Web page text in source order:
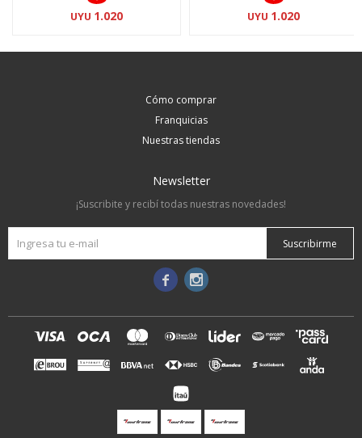
UYU 1.020 UYU 1.020
Cómo comprar
Franquicias
Nuestras tiendas
Newsletter
¡Suscribite y recibí todas nuestras novedades!
Suscribirme
 